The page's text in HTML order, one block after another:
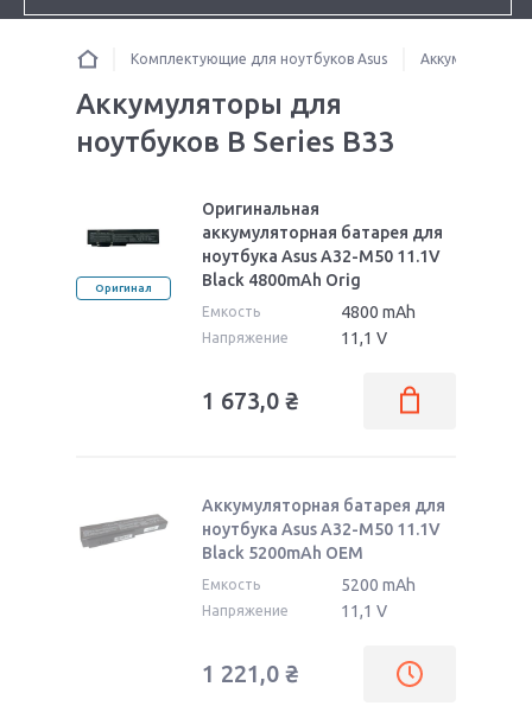
Комплектующие для ноутбуков Asus Аккумуляторы
Аккумуляторы для
ноутбуков B Series B33
Оригинал
Оригинальная
аккумуляторная батарея для
ноутбука Asus A32-M50 11.1V
Black 4800mAh Orig
Емкость 4800 mAh
Напряжение 11,1 V
1 673,0 ₴
Аккумуляторная батарея для
ноутбука Asus A32-M50 11.1V
Black 5200mAh OEM
Емкость 5200 mAh
Напряжение 11,1 V
1 221,0 ₴